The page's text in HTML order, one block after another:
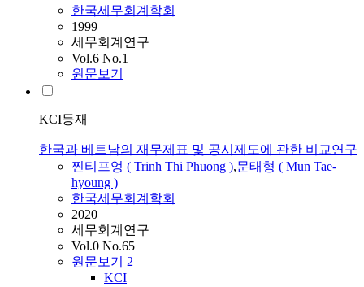
한국세무회계학회
1999
세무회계연구
Vol.6 No.1
원문보기
KCI등재
한국과 베트남의 재무제표 및 공시제도에 관한 비교연구
찐티프엉 ( Trinh Thi Phuong ),문태형 ( Mun Tae-
hyoung )
한국세무회계학회
2020
세무회계연구
Vol.0 No.65
원문보기 2
KCI